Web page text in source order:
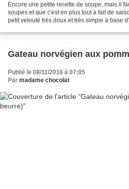
Encore une petite recette de soupe, mais il
soupes et que c'est en plus tout à fait de
petit velouté très doux et très simple à base
Gateau norvégien aux
Publié le 08/11/2016 à 07:05
Par madame chocolat